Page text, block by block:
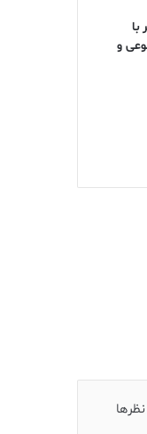
با
و
نظرها